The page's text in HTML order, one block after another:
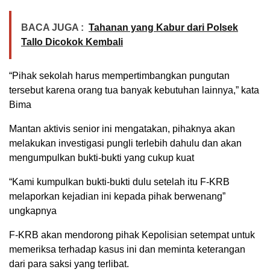
BACA JUGA : Tahanan yang Kabur dari Polsek
Tallo Dicokok Kembali
“Pihak sekolah harus mempertimbangkan pungutan
tersebut karena orang tua banyak kebutuhan lainnya,” kata
Bima
Mantan aktivis senior ini mengatakan, pihaknya akan
melakukan investigasi pungli terlebih dahulu dan akan
mengumpulkan bukti-bukti yang cukup kuat
“Kami kumpulkan bukti-bukti dulu setelah itu F-KRB
melaporkan kejadian ini kepada pihak berwenang”
ungkapnya
F-KRB akan mendorong pihak Kepolisian setempat untuk
memeriksa terhadap kasus ini dan meminta keterangan
dari para saksi yang terlibat.